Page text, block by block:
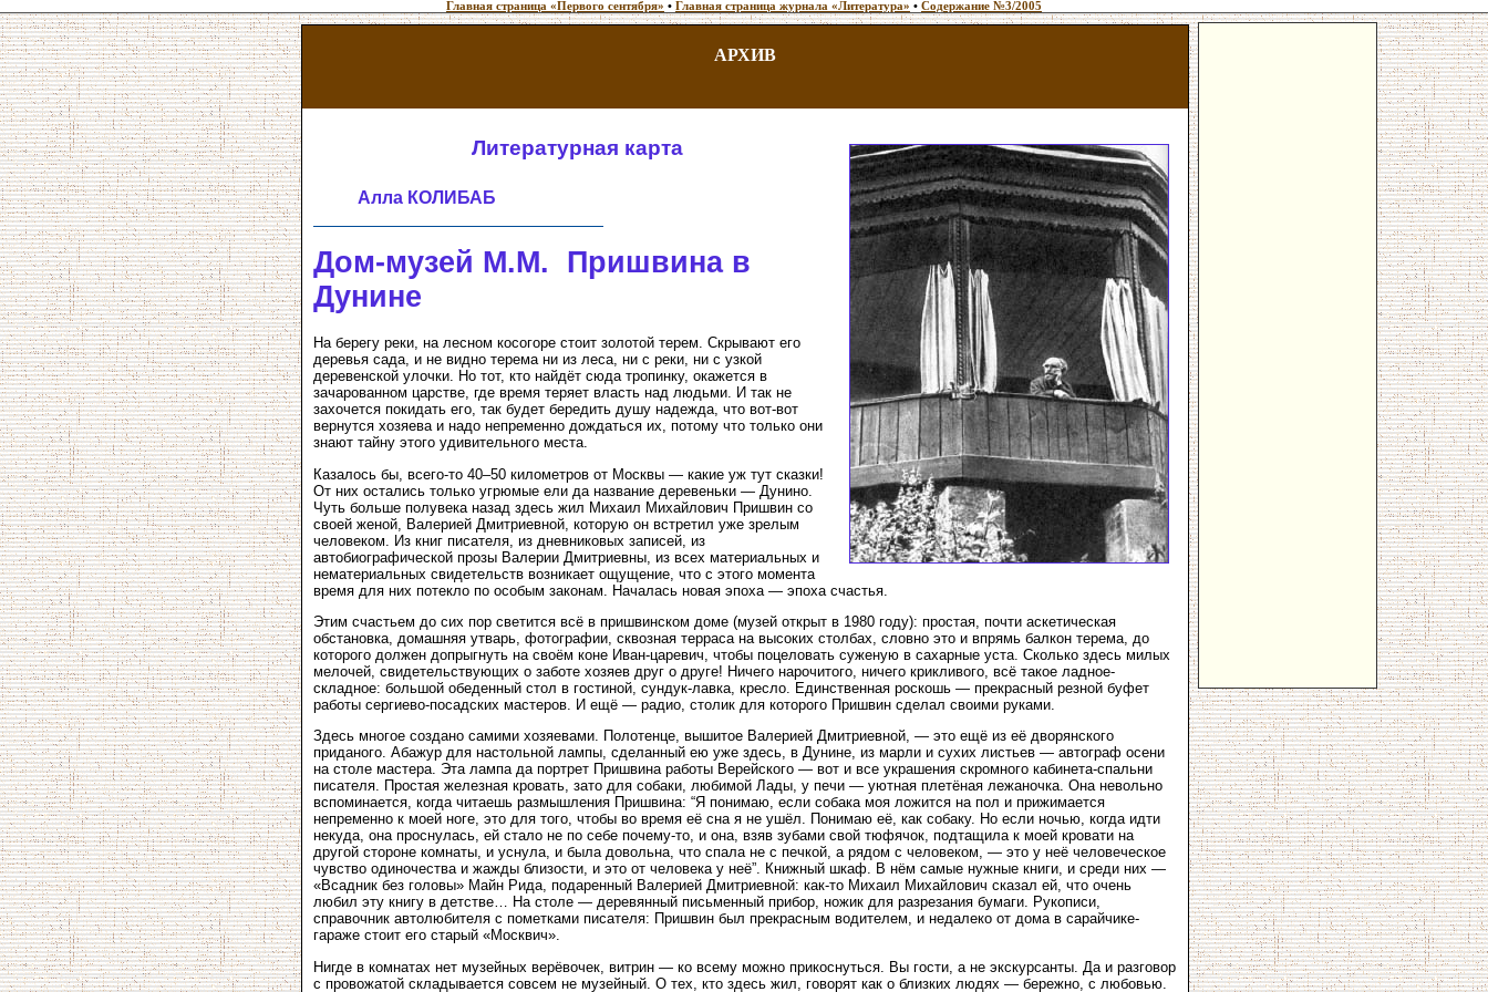
Главная страница «Первого сентября» • Главная страница журнала «Литература» • Содержание №3/2005
АРХИВ
Литературная карта
Алла КОЛИБАБ
Дом-музей М.М. Пришвина в
Дунине
На берегу реки, на лесном косогоре стоит золотой терем. Скрывают его
деревья сада, и не видно терема ни из леса, ни с реки, ни с узкой
деревенской улочки. Но тот, кто найдёт сюда тропинку, окажется в
зачарованном царстве, где время теряет власть над людьми. И так не
захочется покидать его, так будет бередить душу надежда, что вот-вот
вернутся хозяева и надо непременно дождаться их, потому что только они
знают тайну этого удивительного места.
Казалось бы, всего-то 40–50 километров от Москвы — какие уж тут сказки!
От них остались только угрюмые ели да название деревеньки — Дунино.
Чуть больше полувека назад здесь жил Михаил Михайлович Пришвин со
своей женой, Валерией Дмитриевной, которую он встретил уже зрелым
человеком. Из книг писателя, из дневниковых записей, из
автобиографической прозы Валерии Дмитриевны, из всех материальных и
нематериальных свидетельств возникает ощущение, что с этого момента
время для них потекло по особым законам. Началась новая эпоха — эпоха счастья.
Этим счастьем до сих пор светится всё в пришвинском доме (музей открыт в 1980 году): простая, почти аскетическая
обстановка, домашняя утварь, фотографии, сквозная терраса на высоких столбах, словно это и впрямь балкон терема, до
которого должен допрыгнуть на своём коне Иван-царевич, чтобы поцеловать суженую в сахарные уста. Сколько здесь милых
мелочей, свидетельствующих о заботе хозяев друг о друге! Ничего нарочитого, ничего крикливого, всё такое ладное-
складное: большой обеденный стол в гостиной, сундук-лавка, кресло. Единственная роскошь — прекрасный резной буфет
работы сергиево-посадских мастеров. И ещё — радио, столик для которого Пришвин сделал своими руками.
Здесь многое создано самими хозяевами. Полотенце, вышитое Валерией Дмитриевной, — это ещё из её дворянского
приданого. Абажур для настольной лампы, сделанный ею уже здесь, в Дунине, из марли и сухих листьев — автограф осени
на столе мастера. Эта лампа да портрет Пришвина работы Верейского — вот и все украшения скромного кабинета-спальни
писателя. Простая железная кровать, зато для собаки, любимой Лады, у печи — уютная плетёная лежаночка. Она невольно
вспоминается, когда читаешь размышления Пришвина: “Я понимаю, если собака моя ложится на пол и прижимается
непременно к моей ноге, это для того, чтобы во время её сна я не ушёл. Понимаю её, как собаку. Но если ночью, когда идти
некуда, она проснулась, ей стало не по себе почему-то, и она, взяв зубами свой тюфячок, подтащила к моей кровати на
другой стороне комнаты, и уснула, и была довольна, что спала не с печкой, а рядом с человеком, — это у неё человеческое
чувство одиночества и жажды близости, и это от человека у неё”. Книжный шкаф. В нём самые нужные книги, и среди них —
«Всадник без головы» Майн Рида, подаренный Валерией Дмитриевной: как-то Михаил Михайлович сказал ей, что очень
любил эту книгу в детстве… На столе — деревянный письменный прибор, ножик для разрезания бумаги. Рукописи,
справочник автолюбителя с пометками писателя: Пришвин был прекрасным водителем, и недалеко от дома в сарайчике-
гараже стоит его старый «Москвич».
Нигде в комнатах нет музейных верёвочек, витрин — ко всему можно прикоснуться. Вы гости, а не экскурсанты. Да и разговор
с провожатой складывается совсем не музейный. О тех, кто здесь жил, говорят как о близких людях — бережно, с любовью.